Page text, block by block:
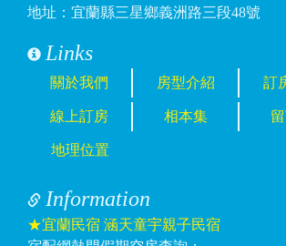
地址：宜蘭縣三星鄉義洲路三段48號
Links
關於我們 房型介紹 訂
線上訂房 相本集
地理位置
Information
★宜蘭民宿 涵天童宇親子民宿